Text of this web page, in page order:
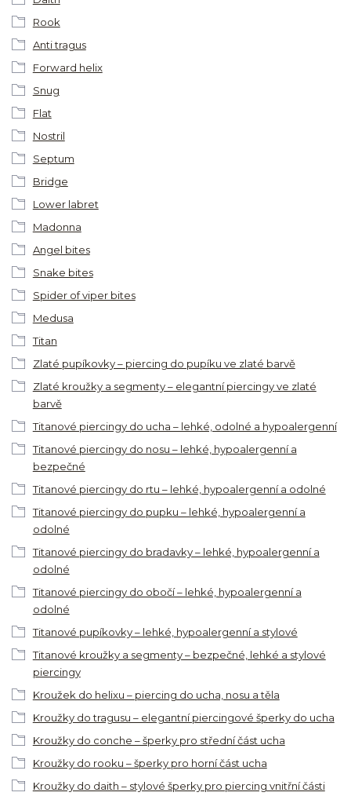
Rook
Anti tragus
Forward helix
Snug
Flat
Nostril
Septum
Bridge
Lower labret
Madonna
Angel bites
Snake bites
Spider of viper bites
Medusa
Titan
Zlaté pupíkovky – piercing do pupíku ve zlaté barvě
Zlaté kroužky a segmenty – elegantní piercingy ve zlaté
barvě
Titanové piercingy do ucha – lehké, odolné a hypoalergenní
Titanové piercingy do nosu – lehké, hypoalergenní a
bezpečné
Titanové piercingy do rtu – lehké, hypoalergenní a odolné
Titanové piercingy do pupku – lehké, hypoalergenní a
odolné
Titanové piercingy do bradavky – lehké, hypoalergenní a
odolné
Titanové piercingy do obočí – lehké, hypoalergenní a
odolné
Titanové pupíkovky – lehké, hypoalergenní a stylové
Titanové kroužky a segmenty – bezpečné, lehké a stylové
piercingy
Kroužek do helixu – piercing do ucha, nosu a těla
Kroužky do tragusu – elegantní piercingové šperky do ucha
Kroužky do conche – šperky pro střední část ucha
Kroužky do rooku – šperky pro horní část ucha
Kroužky do daith – stylové šperky pro piercing vnitřní části